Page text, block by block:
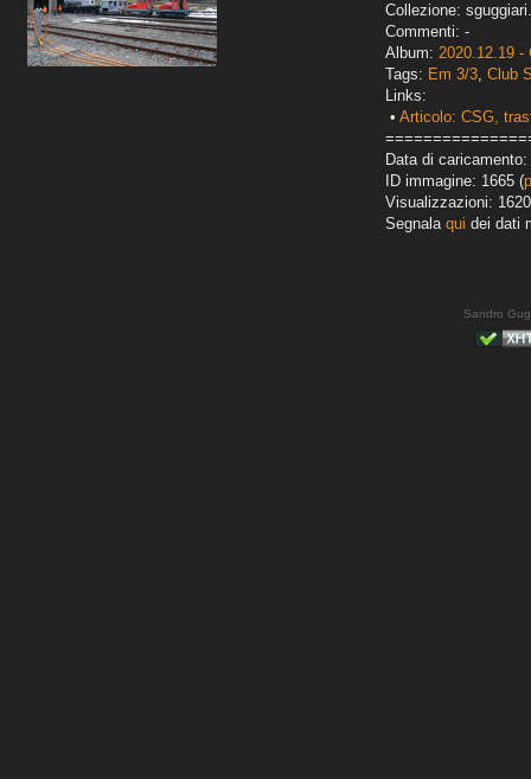
Collezione:
Commenti: -
Album: 2020.12.19 -
Tags: Em 3/3, Club
Links:
• Articolo: CSG,
Data di
ID immagine: 1665 (
Visualizzazioni: 1620
Segnala qui dei dati
Sandro